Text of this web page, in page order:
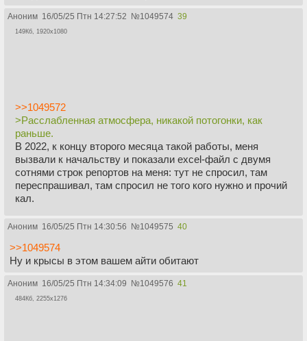
Аноним 16/05/25 Птн 14:27:52 №1049574 39
149Кб, 1920x1080
>>1049572
>Расслабленная атмосфера, никакой потогонки, как
раньше.
В 2022, к концу второго месяца такой работы, меня
вызвали к начальству и показали excel-файл с двумя
сотнями строк репортов на меня: тут не спросил, там
переспрашивал, там спросил не того кого нужно и прочий
кал.
Аноним 16/05/25 Птн 14:30:56 №1049575 40
>>1049574
Ну и крысы в этом вашем айти обитают
Аноним 16/05/25 Птн 14:34:09 №1049576 41
484Кб, 2255x1276